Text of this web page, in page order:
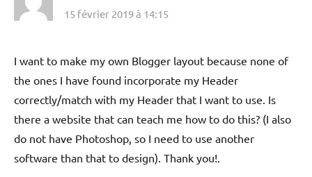
15 février 2019 à 14:15
I want to make my own Blogger layout because none of
the ones I have found incorporate my Header
correctly/match with my Header that I want to use. Is
there a website that can teach me how to do this? (I also
do not have Photoshop, so I need to use another
software than that to design). Thank you!.